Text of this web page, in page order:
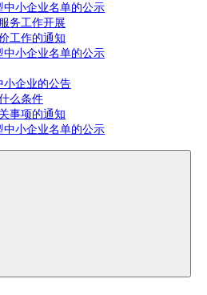
中小企业名单的公示
务工作开展
工作的通知
中小企业名单的公示
小企业的公告
么条件
事项的通知
中小企业名单的公示